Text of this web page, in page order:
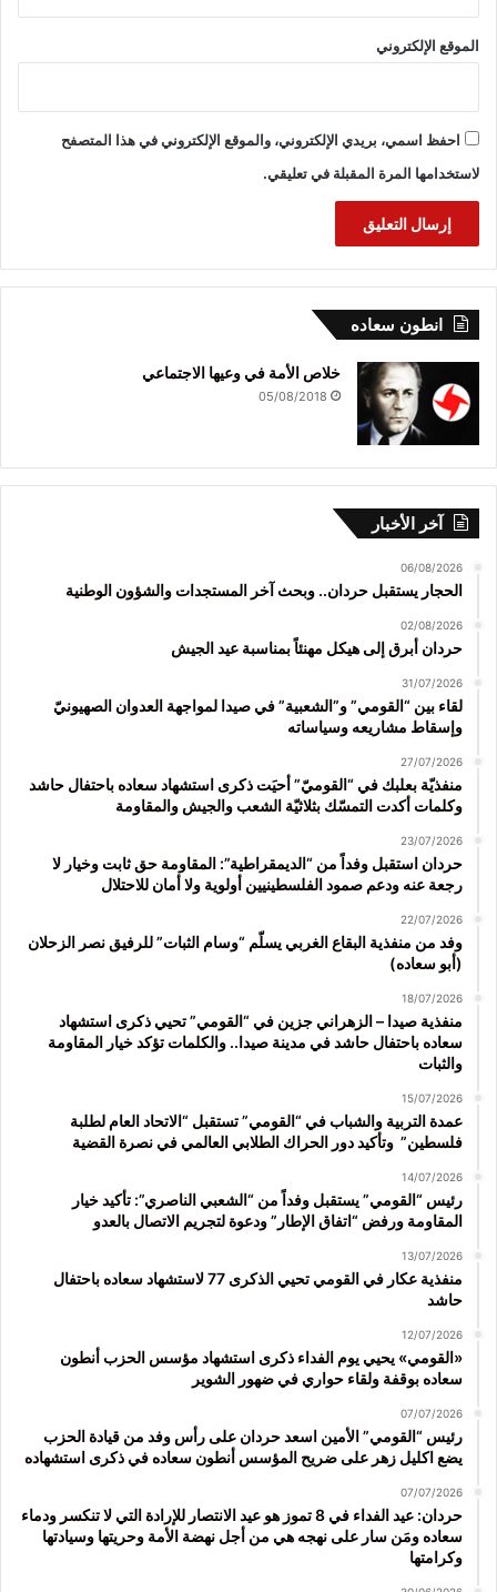
الموقع الإلكتروني
احفظ اسمي، بريدي الإلكتروني، والموقع الإلكتروني في هذا المتصفح
لاستخدامها المرة المقبلة في تعليقي.
انطون سعاده
خلاص الأمة في وعيها الاجتماعي
05/08/2018
آخر الأخبار
06/08/2026
الحجار يستقبل حردان.. وبحث آخر المستجدات والشؤون الوطنية
02/08/2026
حردان أبرق إلى هيكل مهنئاً بمناسبة عيد الجيش
31/07/2026
لقاء بين “القومي” و”الشعبية” في صيدا لمواجهة العدوان الصهيونيّ
وإسقاط مشاريعه وسياساته
27/07/2026
منفذيّة بعلبك في “القوميّ” أحيَت ذكرى استشهاد سعاده باحتفال حاشد
وكلمات أكدت التمسّك بثلاثيّة الشعب والجيش والمقاومة
23/07/2026
حردان استقبل وفداً من “الديمقراطية”: المقاومة حق ثابت وخيار لا
رجعة عنه ودعم صمود الفلسطينيين أولوية ولا أمان للاحتلال
22/07/2026
وفد من منفذية البقاع الغربي يسلّم “وسام الثبات” للرفيق نصر الزحلان
(أبو سعاده)
18/07/2026
منفذية صيدا – الزهراني جزين في “القومي” تحيي ذكرى استشهاد
سعاده باحتفال حاشد في مدينة صيدا.. والكلمات تؤكد خيار المقاومة
والثبات
15/07/2026
عمدة التربية والشباب في “القومي” تستقبل “الاتحاد العام لطلبة
فلسطين” وتأكيد دور الحراك الطلابي العالمي في نصرة القضية
14/07/2026
رئيس “القومي” يستقبل وفداً من “الشعبي الناصري”: تأكيد خيار
المقاومة ورفض “اتفاق الإطار” ودعوة لتجريم الاتصال بالعدو
13/07/2026
منفذية عكار في القومي تحيي الذكرى 77 لاستشهاد سعاده باحتفال
حاشد
12/07/2026
«القومي» يحيي يوم الفداء ذكرى استشهاد مؤسس الحزب أنطون
سعاده بوقفة ولقاء حواري في ضهور الشوير
07/07/2026
رئيس “القومي” الأمين اسعد حردان على رأس وفد من قيادة الحزب
يضع اكليل زهر على ضريح المؤسس أنطون سعاده في ذكرى استشهاده
07/07/2026
حردان: عيد الفداء في 8 تموز هو عيد الانتصار للإرادة التي لا تنكسر ودماء
سعاده ومَن سار على نهجه هي من أجل نهضة الأمة وحريتها وسيادتها
وكرامتها